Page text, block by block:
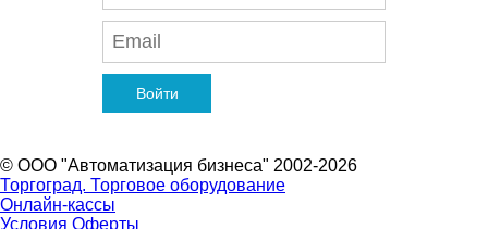
Войти
© ООО "Автоматизация бизнеса" 2002-2026
Торгоград. Торговое оборудование
Онлайн-кассы
Условия Оферты